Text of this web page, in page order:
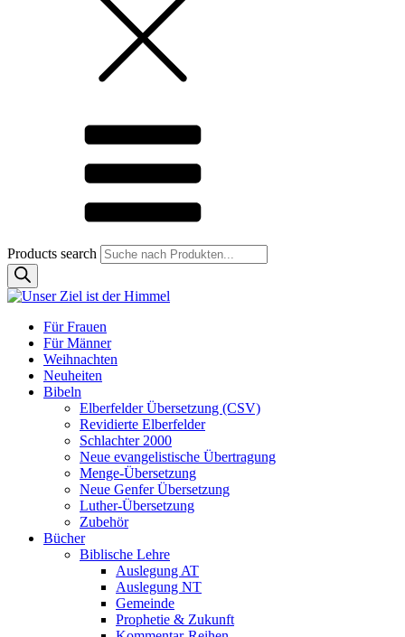
Products search
Für Frauen
Für Männer
Weihnachten
Neuheiten
Bibeln
Elberfelder Übersetzung (CSV)
Revidierte Elberfelder
Schlachter 2000
Neue evangelistische Übertragung
Menge-Übersetzung
Neue Genfer Übersetzung
Luther-Übersetzung
Zubehör
Bücher
Biblische Lehre
Auslegung AT
Auslegung NT
Gemeinde
Prophetie & Zukunft